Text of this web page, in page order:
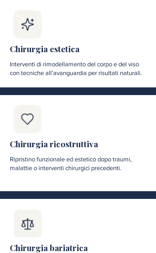
Chirurgia estetica
Interventi di rimodellamento del corpo e del viso
con tecniche all'avanguardia per risultati naturali.
Chirurgia ricostruttiva
Ripristino funzionale ed estetico dopo traumi,
malattie o interventi chirurgici precedenti.
Chirurgia bariatrica